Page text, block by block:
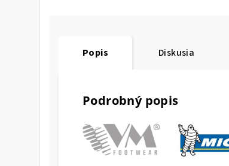
Popis Diskusia
Podrobný popis